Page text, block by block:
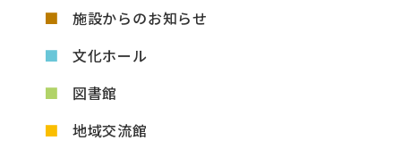
施設からのお知らせ
文化ホール
図書館
地域交流館